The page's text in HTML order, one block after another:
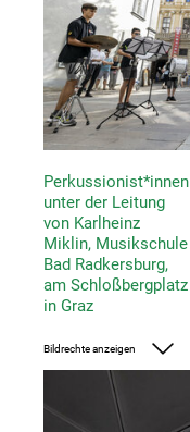
Perkussionist*innen
unter der Leitung
von Karlheinz
Miklin, Musikschule
Bad Radkersburg,
am Schloßbergplatz
in Graz
Bildrechte anzeigen
Foto: UMJ/Nikola Milatovic